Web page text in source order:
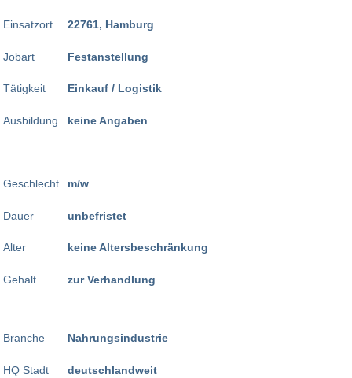
Einsatzort
Jobart
Tätigkeit
Ausbildung
Geschlecht
Dauer
Alter
Gehalt
22761, Hamburg
Festanstellung
Einkauf / Logistik
keine Angaben
m/w
unbefristet
keine Altersbeschränkung
zur Verhandlung
Branche
HQ Stadt
Nahrungsindustrie
deutschlandweit